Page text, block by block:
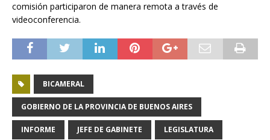
comisión participaron de manera remota a través de
videoconferencia.
BICAMERAL
GOBIERNO DE LA PROVINCIA DE BUENOS AIRES
INFORME JEFE DE GABINETE LEGISLATURA